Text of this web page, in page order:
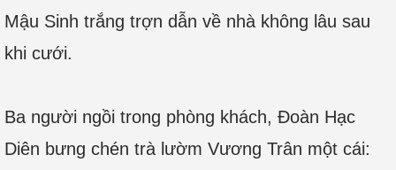
Mậu Sinh trắng trợn dẫn về nhà không lâu sau
khi cưới.
Ba người ngồi trong phòng khách, Đoàn Hạc
Diên bưng chén trà lườm Vương Trân một cái: